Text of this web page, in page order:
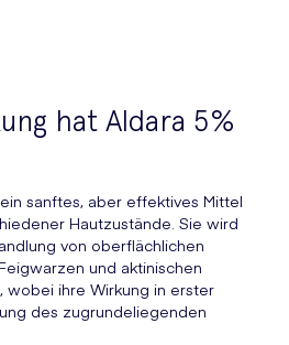
hat Aldara 5%
sanftes, aber effektives Mittel
Hautzustände. Sie wird
von oberflächlichen
und aktinischen
ihre Wirkung in erster
des zugrundeliegenden